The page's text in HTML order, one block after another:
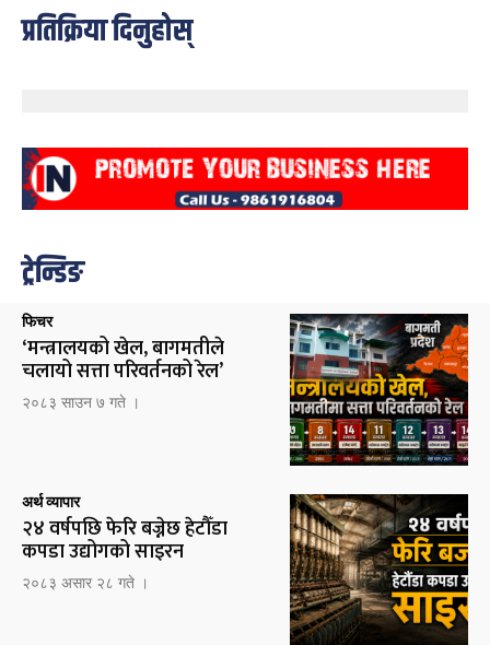
प्रतिक्रिया दिनुहोस्
ट्रेन्डिङ
फिचर
‘मन्त्रालयको खेल, बागमतीले
चलायो सत्ता परिवर्तनको रेल’
२०८३ साउन ७ गते ।
अर्थ व्यापार
२४ वर्षपछि फेरि बज्नेछ हेटौँडा
कपडा उद्योगको साइरन
२०८३ असार २८ गते ।